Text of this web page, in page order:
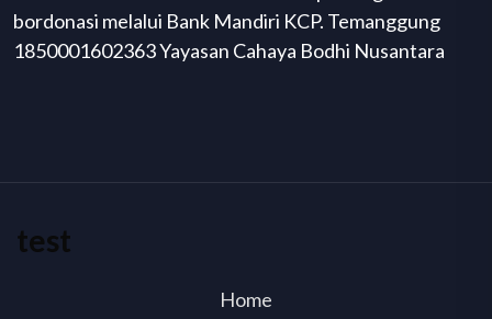
bordonasi melalui Bank Mandiri KCP. Temanggung
1850001602363 Yayasan Cahaya Bodhi Nusantara
test
Home